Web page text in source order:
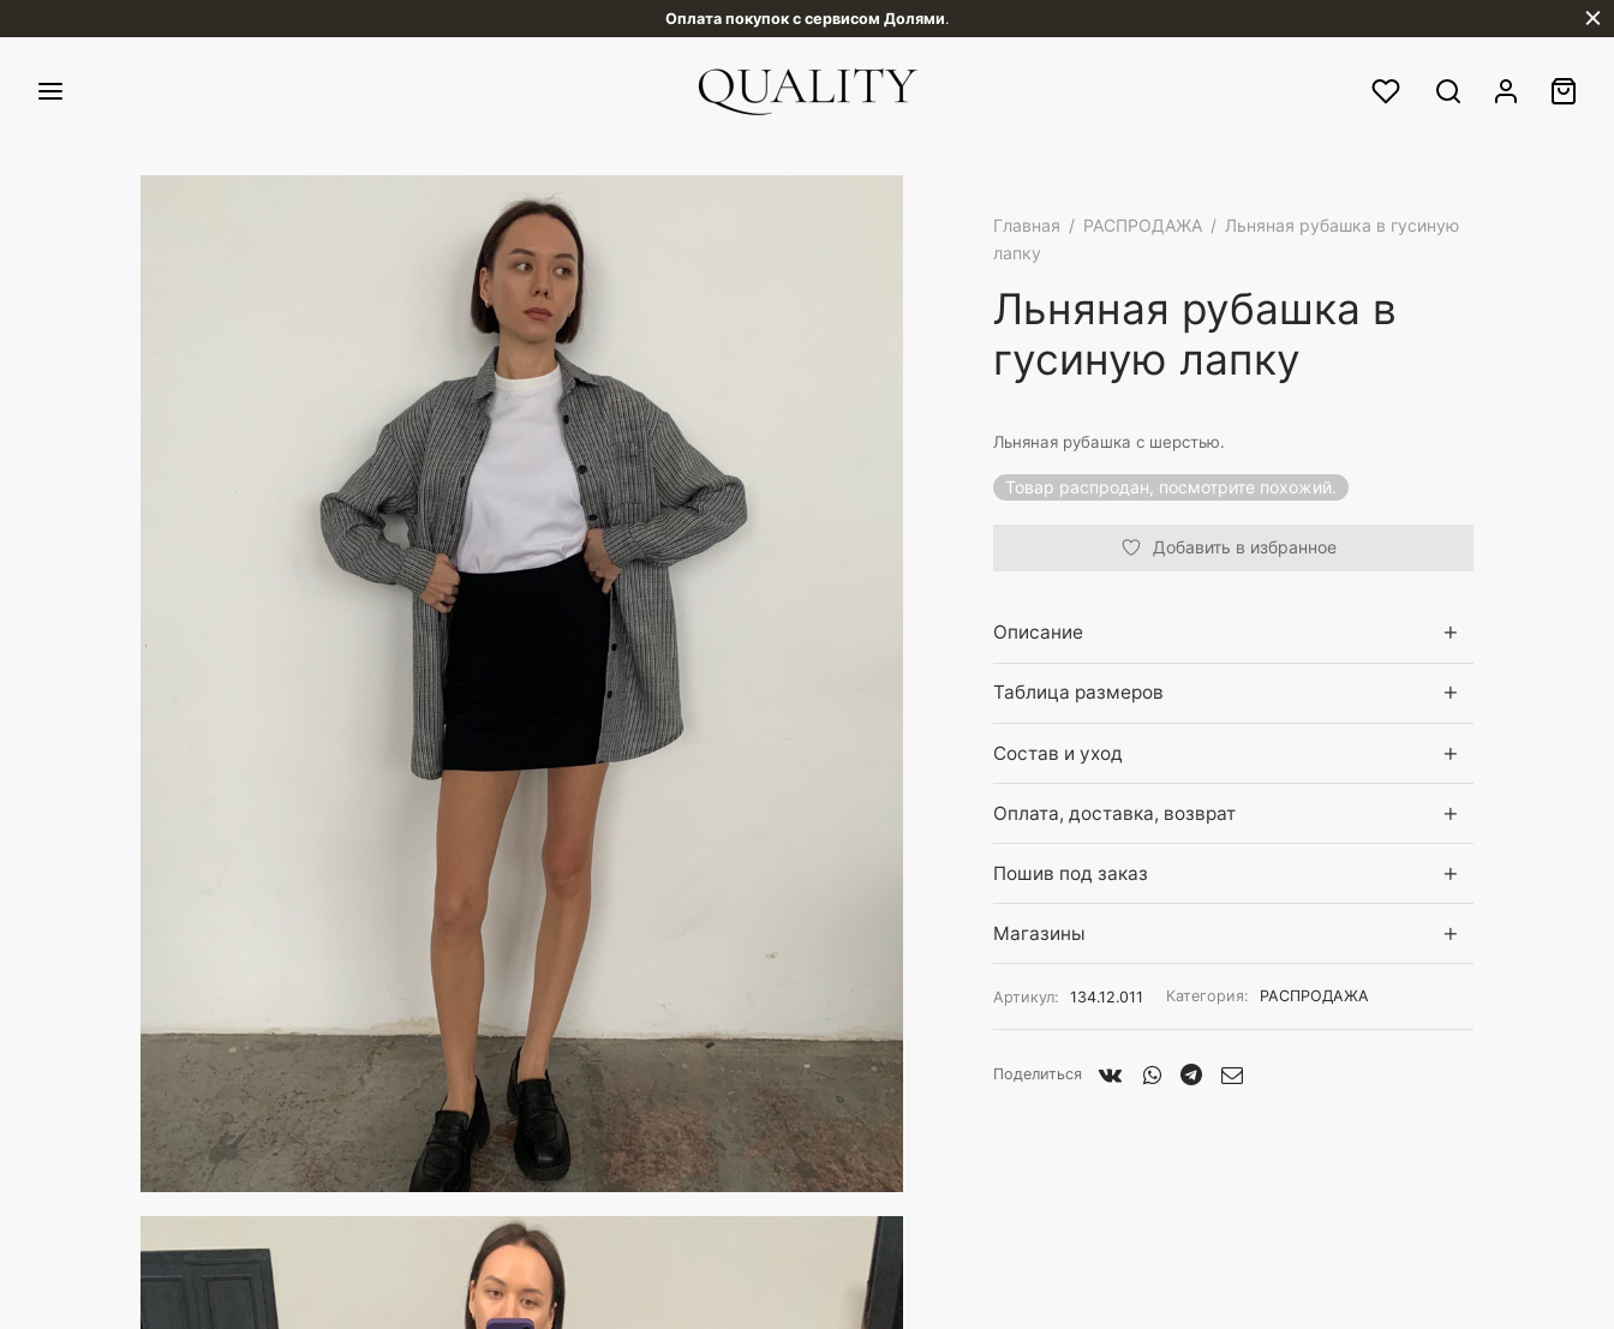
Бесплатная доставка до ПВЗ от 15000 руб
Главная / РАСПРОДАЖА / Льняная рубашка в гусиную
лапку
Льняная рубашка в
гусиную лапку
Льняная рубашка с шерстью.
Товар распродан, посмотрите похожий.
Добавить в избранное
Описание
Таблица размеров
Состав и уход
Оплата, доставка, возврат
Пошив под заказ
Магазины
Артикул: 134.12.011 Категория: РАСПРОДАЖА
Поделиться